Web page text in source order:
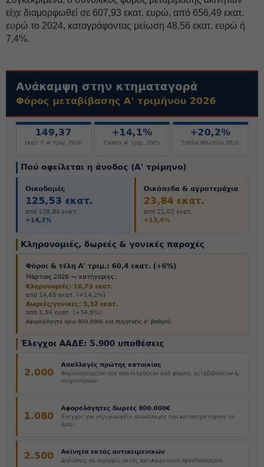
είχε διαμορφωθεί σε 607,93 εκατ. ευρώ, από 656,49 εκατ.
ευρώ το 2024, καταγράφοντας μείωση 48,56 εκατ. ευρώ ή
7,4%.